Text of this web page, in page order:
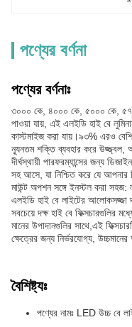
পণ্যের বর্ণনা
পণ্যের বর্ণনাঃ
৩০০০ কে, ৪০০০ কে, ৫০০০ কে,
পাওয়া যায়, এই এলইডি হাই বে
কাস্টমাইজ করা যায়।৯৩% এরও
ন্যূনতম শক্তি ব্যবহার করে উজ্জ্বল,
দীর্ঘস্থায়ী পারফরম্যান্সের জন্য
সহ আসে, যা নিশ্চিত করে যে আপনার
মাউন্ট অপশন সঙ্গে ইনস্টল করা
এলইডি হাই বে লাইটের
সবচেয়ে দক্ষ হাই বে ফিক্সচারগুলির
মানের উপাদানগুলির সাথে,এই
ক্ষেত্রের জন্য নির্ভরযোগ্য,
বৈশিষ্ট্যঃ
পণ্যের নামঃ LED উচ্চ বে